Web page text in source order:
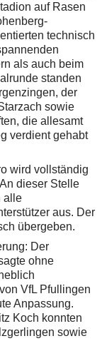
auf Rasen
technisch
als auch beim
standen
der
sowie
die allesamt
verdient gehabt
wird vollständig
dieser Stelle
alle
aus. Der
übergeben.
Der
ohne
VfL Pfullingen
Anpassung.
Koch konnten
sowie